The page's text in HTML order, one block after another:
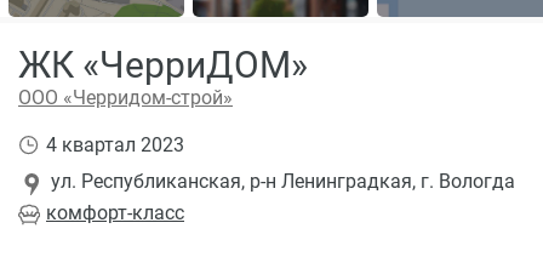
ЖК «ЧерриДОМ»
ООО «Черридом-строй»
комфорт-класс
ул. Республиканская, р-н Ленинградкая, г. Вологда
4 квартал 2023